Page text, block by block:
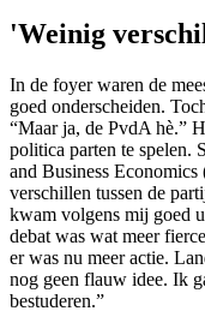
'Weinig
In de foyer waren de
goed onderscheiden.
“Maar ja, de PvdA hè.”
politica parten te spelen.
and Business
verschillen tussen de
kwam volgens mij goed
debat was wat meer
er was nu meer actie.
nog geen flauw idee. Ik
bestuderen.”